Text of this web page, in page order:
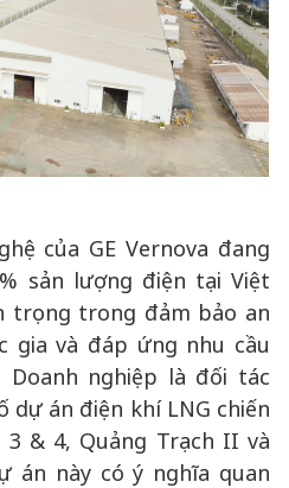
của GE Vernova đang
sản lượng điện tại Việt
trọng trong đảm bảo an
gia và đáp ứng nhu cầu
Doanh nghiệp là đối tác
án điện khí LNG chiến
& 4, Quảng Trạch II và
án này có ý nghĩa quan